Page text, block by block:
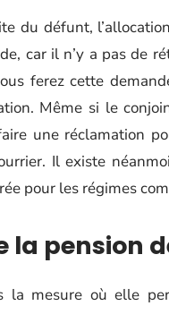
du défunt,
car il n’y a pas de
ferez cette
Même si le
une réclamation
Il existe
pour les régimes
pension
la mesure où elle